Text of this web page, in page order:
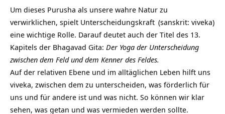
Um dieses Purusha als unsere wahre Natur zu
verwirklichen, spielt Unterscheidungskraft (sanskrit: viveka)
eine wichtige Rolle. Darauf deutet auch der Titel des 13.
Kapitels der Bhagavad Gita: Der Yoga der Unterscheidung
zwischen dem Feld und dem Kenner des Feldes.
Auf der relativen Ebene und im alltäglichen Leben hilft uns
viveka, zwischen dem zu unterscheiden, was förderlich für
uns und für andere ist und was nicht. So können wir klar
sehen, was getan und was vermieden werden sollte.